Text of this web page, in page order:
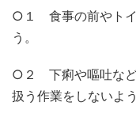
○１ 食事の前やトイ
う。
○２ 下痢や嘔吐など
扱う作業をしないよ